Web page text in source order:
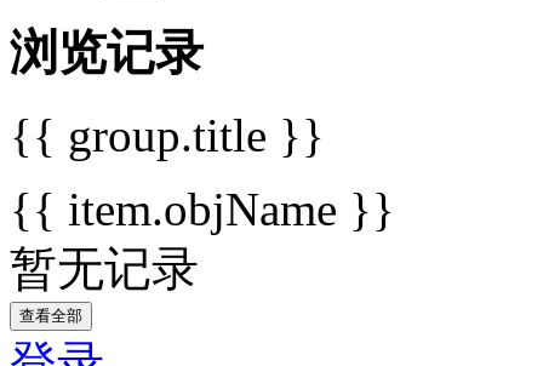
浏览记录
{{ group.title }}
{{ item.objName }}
暂无记录
查看全部